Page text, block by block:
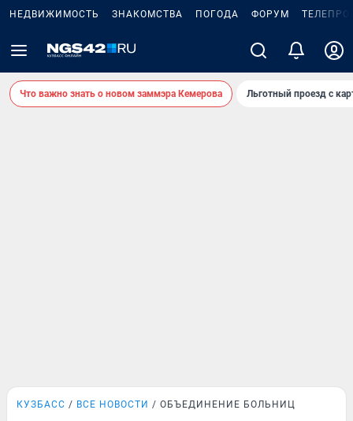
НЕДВИЖИМОСТЬ ЗНАКОМСТВА ПОГОДА ФОРУМ
Что важно знать о новом заммэра Кемерова Льготный проезд с
КУЗБАСС ВСЕ НОВОСТИ ОБЪЕДИНЕНИЕ БОЛЬНИЦ